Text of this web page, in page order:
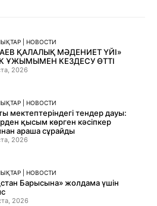
| НОВОСТИ
ҚАЛАЛЫҚ МӘДЕНИЕТ ҮЙІ»
ҰЖЫМЫМЕН КЕЗДЕСУ ӨТТІ
2026
| НОВОСТИ
мектептеріндегі тендер дауы:
қысым көрген кәсіпкер
араша сұрайды
2026
| НОВОСТИ
Барысына» жолдама үшін
2026